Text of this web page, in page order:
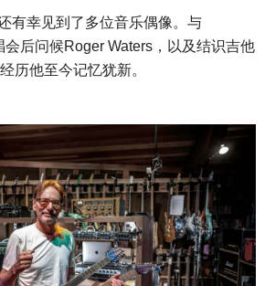
有幸见到了多位音乐偶像。与
后问候Roger Waters，以及结识吉他
历他至今记忆犹新。